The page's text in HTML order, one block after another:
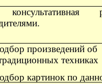
произведений об
картинок по